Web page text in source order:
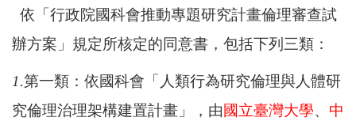
依「行政院國科會推動專題研究計畫倫理審查試
辦方案」規定所核定的同意書，包括下列三類 ：
1.第一類：依國科會 「人類行為研究倫理與人體研
究倫理治理架構建置計畫」，由 國立臺灣大學、 中